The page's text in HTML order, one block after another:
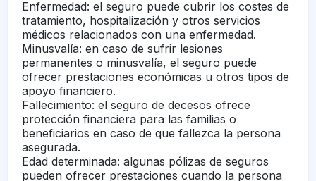
Enfermedad: el seguro puede cubrir los costes de
tratamiento, hospitalización y otros servicios
médicos relacionados con una enfermedad.
Minusvalía: en caso de sufrir lesiones
permanentes o minusvalía, el seguro puede
ofrecer prestaciones económicas u otros tipos de
apoyo financiero.
Fallecimiento: el seguro de decesos ofrece
protección financiera para las familias o
beneficiarios en caso de que fallezca la persona
asegurada.
Edad determinada: algunas pólizas de seguros
pueden ofrecer prestaciones cuando la persona